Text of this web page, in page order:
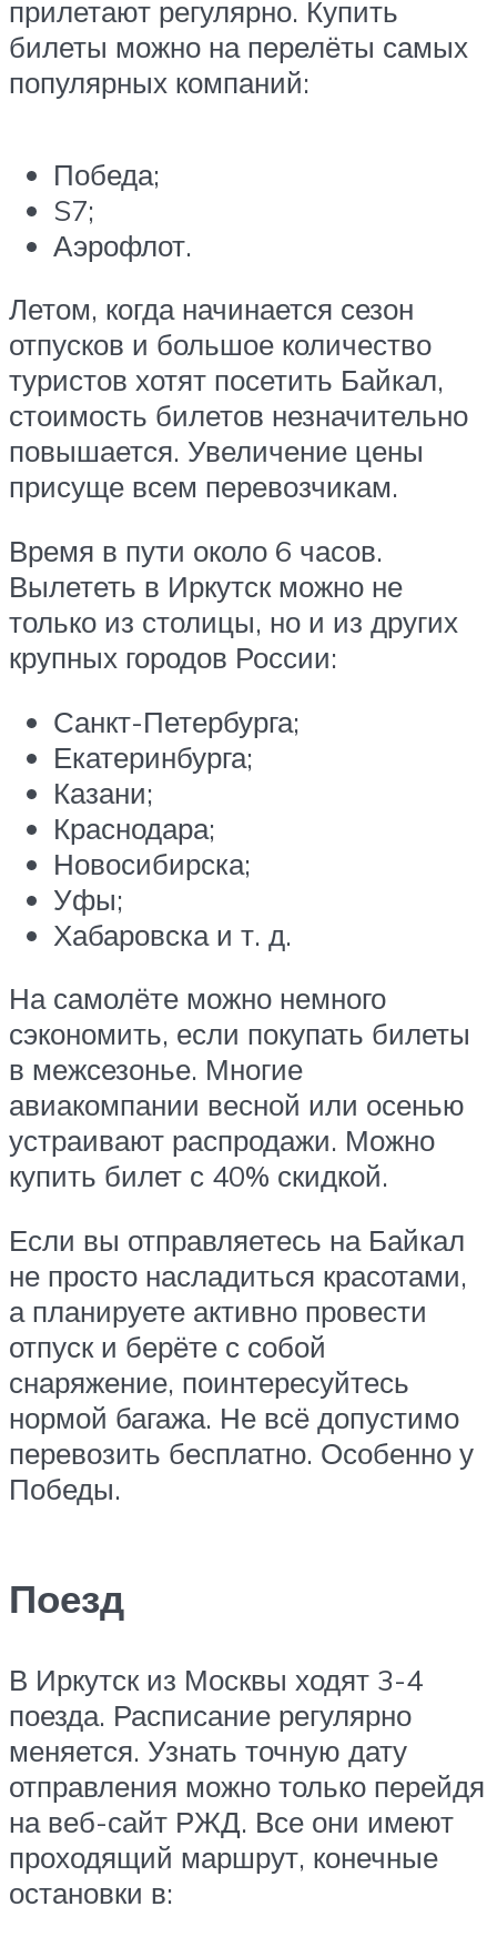
прилетают регулярно. Купить
билеты можно на перелёты самых
популярных компаний:
Победа;
S7;
Аэрофлот.
Летом, когда начинается сезон
отпусков и большое количество
туристов хотят посетить Байкал,
стоимость билетов незначительно
повышается. Увеличение цены
присуще всем перевозчикам.
Время в пути около 6 часов.
Вылететь в Иркутск можно не
только из столицы, но и из других
крупных городов России:
Санкт-Петербурга;
Екатеринбурга;
Казани;
Краснодара;
Новосибирска;
Уфы;
Хабаровска и т. д.
На самолёте можно немного
сэкономить, если покупать билеты
в межсезонье. Многие
авиакомпании весной или осенью
устраивают распродажи. Можно
купить билет с 40% скидкой.
Если вы отправляетесь на Байкал
не просто насладиться красотами,
а планируете активно провести
отпуск и берёте с собой
снаряжение, поинтересуйтесь
нормой багажа. Не всё допустимо
перевозить бесплатно. Особенно у
Победы.
Поезд
В Иркутск из Москвы ходят 3-4
поезда. Расписание регулярно
меняется. Узнать точную дату
отправления можно только перейдя
на веб-сайт РЖД. Все они имеют
проходящий маршрут, конечные
остановки в: